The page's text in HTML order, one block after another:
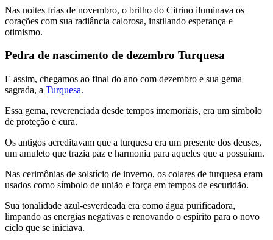
Nas noites frias de novembro, o brilho do Citrino iluminava os
corações com sua radiância calorosa, instilando esperança e
otimismo.
Pedra de nascimento de dezembro Turquesa
E assim, chegamos ao final do ano com dezembro e sua gema
sagrada, a Turquesa.
Essa gema, reverenciada desde tempos imemoriais, era um símbolo
de proteção e cura.
Os antigos acreditavam que a turquesa era um presente dos deuses,
um amuleto que trazia paz e harmonia para aqueles que a possuíam.
Nas cerimônias de solstício de inverno, os colares de turquesa eram
usados como símbolo de união e força em tempos de escuridão.
Sua tonalidade azul-esverdeada era como água purificadora,
limpando as energias negativas e renovando o espírito para o novo
ciclo que se iniciava.